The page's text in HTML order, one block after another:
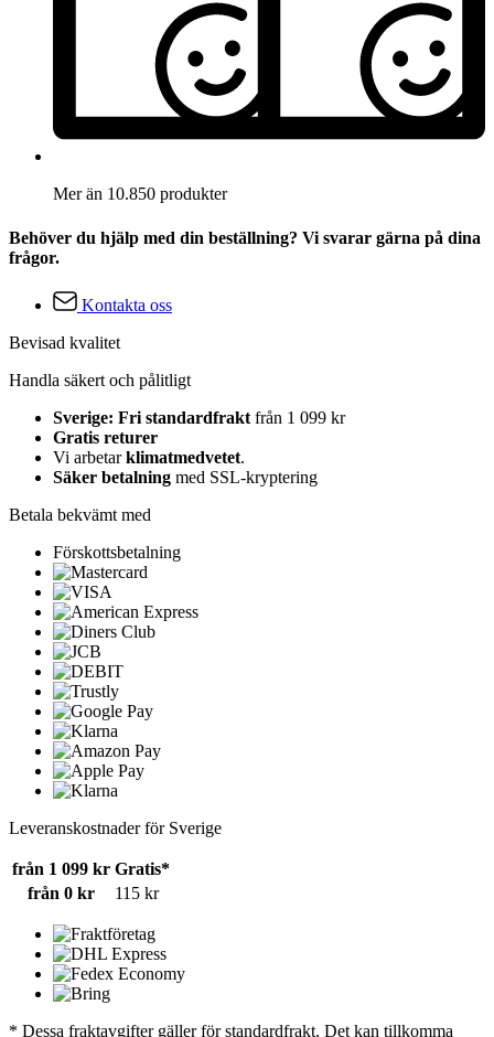
Mer än 10.850 produkter
Behöver du hjälp med din beställning? Vi svarar gärna på dina
frågor.
Kontakta oss
Bevisad kvalitet
Handla säkert och pålitligt
Sverige: Fri standardfrakt från 1 099 kr
Gratis returer
Vi arbetarklimatmedvetet.
Säker betalning med SSL-kryptering
Betala bekvämt med
Förskottsbetalning
Leveranskostnader för Sverige
från 1 099 kr Gratis*
från 0 kr
115 kr
* Dessa fraktavgifter gäller för standardfrakt. Det kan tillkomma